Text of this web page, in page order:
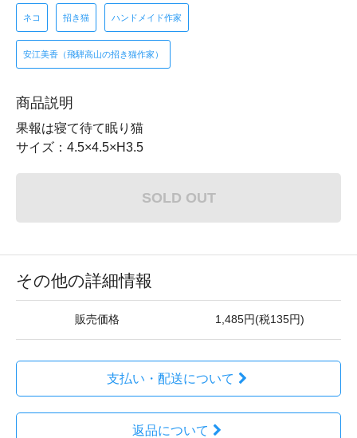
ネコ 招き猫 ハンドメイド作家
安江美香（飛騨高山の招き猫作家）
商品説明
果報は寝て待て眠り猫
サイズ：4.5×4.5×H3.5
SOLD OUT
その他の詳細情報
販売価格 1,485円(税135円)
支払い・配送について
返品について